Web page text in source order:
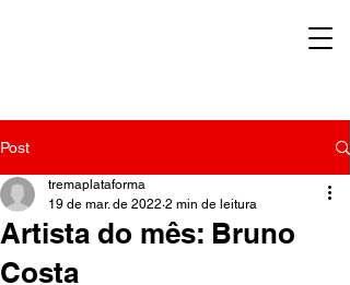
Post
Artista do mês: Bruno
Costa
tremaplataforma
19 de mar. de 2022 2 min de leitura